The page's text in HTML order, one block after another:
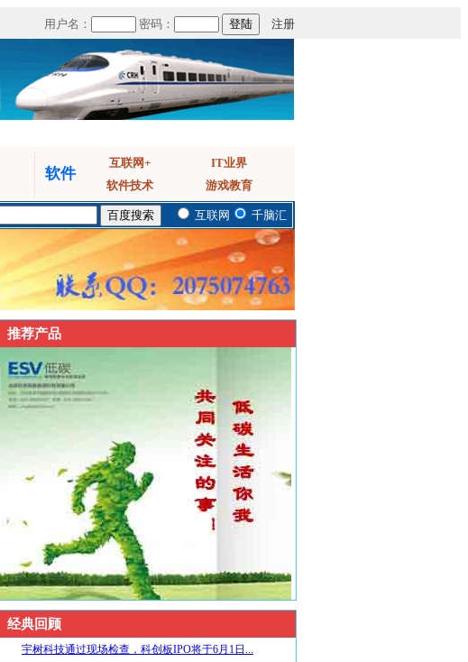
用户名： 密码： 注册
软件
互联网+
IT业界
软件技术
游戏教育
互联网 千脑汇
推荐产品
经典回顾
宇树科技通过现场检查，科创板IPO将于6月1日...